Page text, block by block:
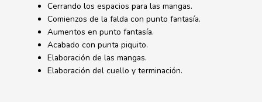
Cerrando los espacios para las mangas.
Comienzos de la falda con punto fantasía.
Aumentos en punto fantasía.
Acabado con punta piquito.
Elaboración de las mangas.
Elaboración del cuello y terminación.